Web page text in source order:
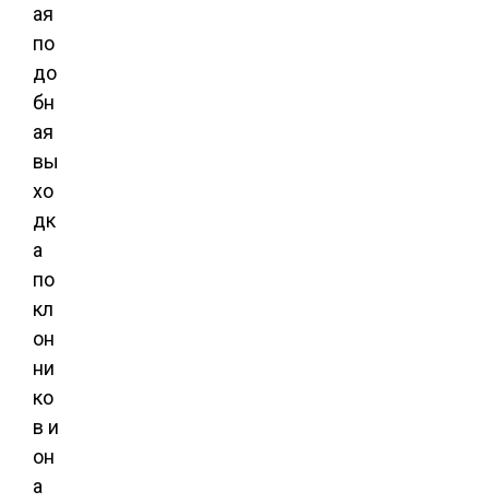
ая
по
до
бн
ая
вы
хо
дк
а
по
кл
он
ни
ко
в и
он
а